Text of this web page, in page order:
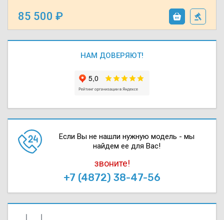
85 500
НАМ ДОВЕРЯЮТ!
Если Вы не нашли нужную модель - мы
найдем ее для Вас!
звоните!
+7 (4872) 38-47-56